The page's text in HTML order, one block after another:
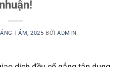
nhuận!
TÁM, 2025 BỞIADMIN